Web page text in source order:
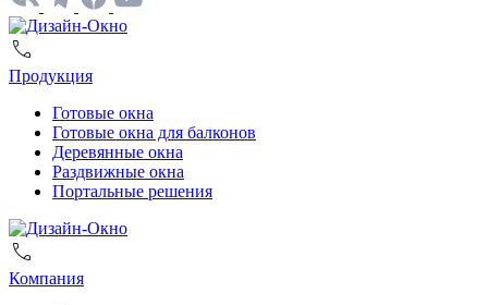
Продукция
Готовые окна
Готовые окна для балконов
Деревянные окна
Раздвижные окна
Портальные решения
Компания